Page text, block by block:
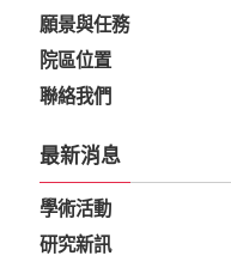
願景與任務
院區位置
聯絡我們
最新消息
學術活動
研究新訊